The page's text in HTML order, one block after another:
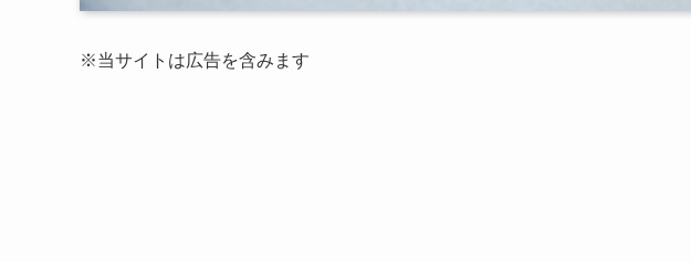
※当サイトは広告を含みます